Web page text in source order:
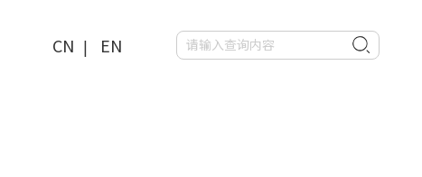
CN | EN